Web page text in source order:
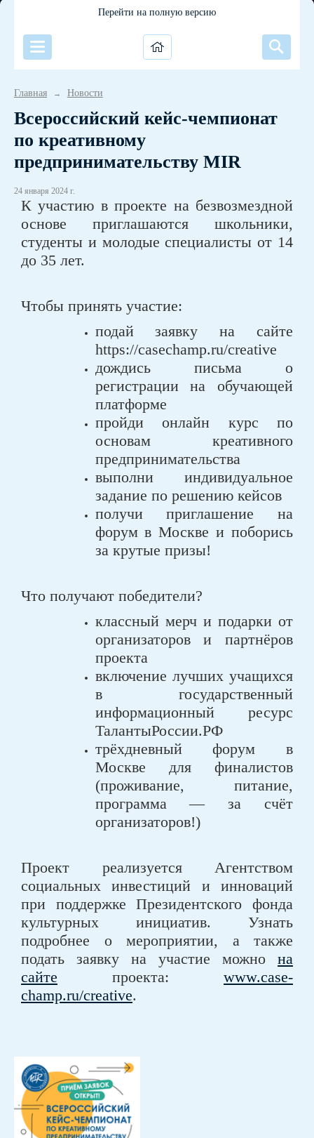
Перейти на полную версию
Главная → Новости
Всероссийский кейс-чемпионат
по креативному
предпринимательству MIR
24 января 2024 г.
К участию в проекте на безвозмездной
основе приглашаются школьники,
студенты и молодые специалисты от 14
до 35 лет.
Чтобы принять участие:
подай заявку на сайте
https://casechamp.ru/creative
дождись письма о
регистрации на обучающей
платформе
пройди онлайн курс по
основам креативного
предпринимательства
выполни индивидуальное
задание по решению кейсов
получи приглашение на
форум в Москве и поборись
за крутые призы!
Что получают победители?
классный мерч и подарки от
организаторов и партнёров
проекта
включение лучших учащихся
в государственный
информационный ресурс
ТалантыРоссии.РФ
трёхдневный форум в
Москве для финалистов
(проживание, питание,
программа — за счёт
организаторов!)
Проект реализуется Агентством
социальных инвестиций и инноваций
при поддержке Президентского фонда
культурных инициатив. Узнать
подробнее о мероприятии, а также
подать заявку на участие можно на
сайте проекта: www.case-
champ.ru/creative.